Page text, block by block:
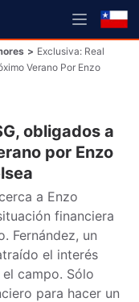
> Exclusiva: Real
Verano Por Enzo
obligados a
por Enzo
a Enzo
financiera
Fernández, un
el interés
campo. Sólo
para hacer un